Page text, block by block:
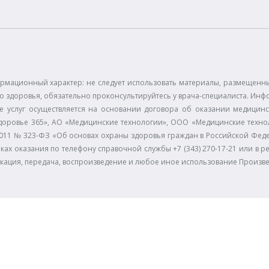
характер: не следует использовать материалы,
обязательно проконсультируйтесь у врача-специалиста.
осуществляется на основании договора об оказании
365», АО «Медицинские технологии», ООО «Медицинские
№ 323-ФЗ «Об основах охраны здоровья граждан в Российской
оказания по телефону справочной службы +7 (343) 270-17-21 или в
передача, воспроизведение и любое иное использование